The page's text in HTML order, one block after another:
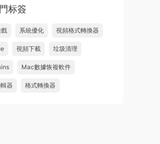
版 PR2026 強大視頻編輯軟件
版 PR2026 強大視頻編輯軟件
标簽
系統優化 視頻格式轉換器
視頻下載 垃圾清理
Mac數據恢複軟件
器 格式轉換器